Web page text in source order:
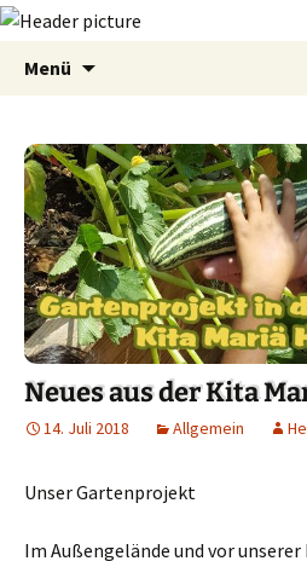
Menü
Neues aus der Kita
14. Juli 2018 Allgemein
Unser Gartenprojekt
Im Außengelände und vor